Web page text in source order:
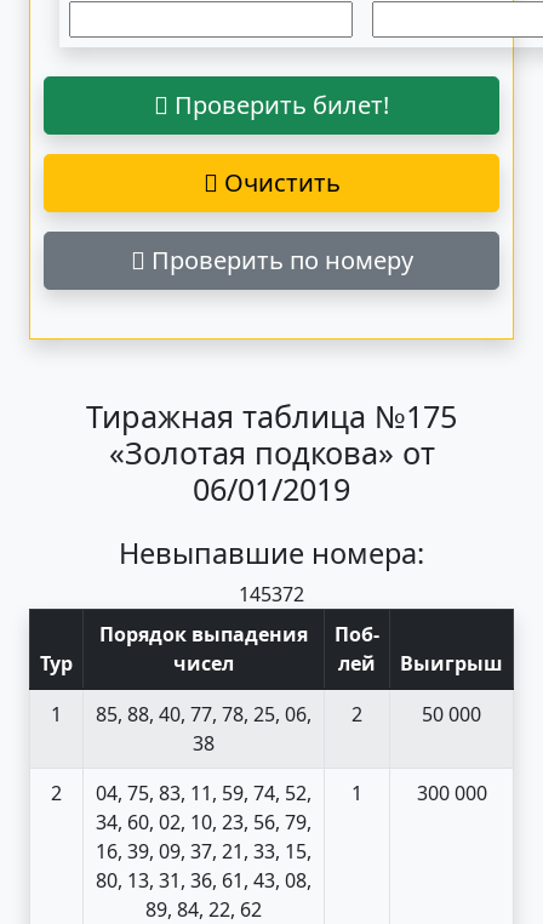
Проверить билет!
Очистить
Проверить по номеру
Тиражная таблица №175
«Золотая подкова» от
06/01/2019
Невыпавшие номера:
145372
Тур
Порядок выпадения
чисел
Поб-
лей
Выигрыш
1
85, 88, 40, 77, 78, 25, 06,
38
2 50 000
2
04, 75, 83, 11, 59, 74, 52,
34, 60, 02, 10, 23, 56, 79,
16, 39, 09, 37, 21, 33, 15,
80, 13, 31, 36, 61, 43, 08,
89, 84, 22, 62
1 300 000